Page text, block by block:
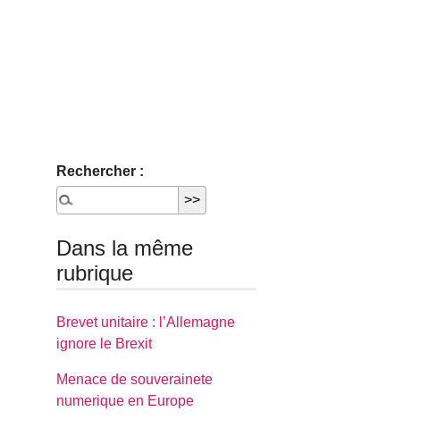
Rechercher :
Dans la même
rubrique
Brevet unitaire : l’Allemagne
ignore le Brexit
Menace de souverainete
numerique en Europe